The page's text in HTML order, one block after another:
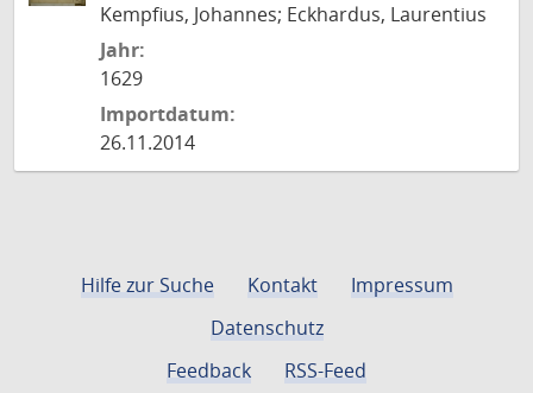
Kempfius, Johannes; Eckhardus, Laurentius
Jahr:
1629
Importdatum:
26.11.2014
Hilfe zur Suche Kontakt
Impressum
Datenschutz
Feedback
RSS-Feed